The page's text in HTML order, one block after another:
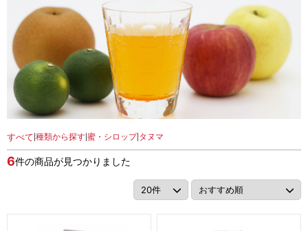
業務用アイスクリーム
アイスクリーム 4L
アイスクリーム 2L
アイスクリーム 1L
シャーベット
ポーションアイス
シューアイス
ラウンド ハーフカット 1/8カット
用途で選ぶ
メーカー・ブランドで選ぶ
ピックアップ商品
会員登録内容変更
当サイトについて
すべて 種類から探す 蜜・シロップ タヌマ
6件の商品が見つかりました